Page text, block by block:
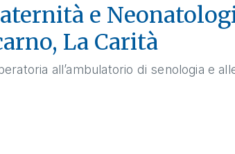
e
La Carità
all’ambulatorio di senologia e